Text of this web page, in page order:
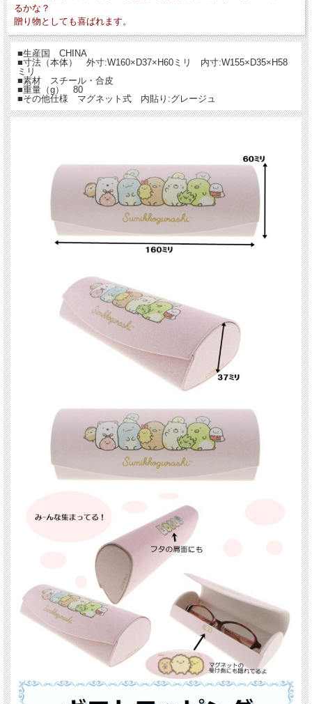
るかな？
贈り物としても喜ばれます。
■生産国 CHINA
■寸法（本体） 外寸:W160×D37×H60ミリ 内寸:W155×D35×H58
ミリ
■素材 スチール・合皮
■重量（g） 80
■その他仕様 マグネット式 内貼り:グレージュ